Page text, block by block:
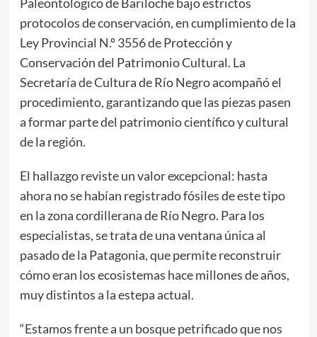
protocolos de conservación, en cumplimiento de la
Ley Provincial N.º 3556 de Protección y
Conservación del Patrimonio Cultural. La
Secretaría de Cultura de Río Negro acompañó el
procedimiento, garantizando que las piezas pasen
a formar parte del patrimonio científico y cultural
de la región.
El hallazgo reviste un valor excepcional: hasta
ahora no se habían registrado fósiles de este tipo
en la zona cordillerana de Río Negro. Para los
especialistas, se trata de una ventana única al
pasado de la Patagonia, que permite reconstruir
cómo eran los ecosistemas hace millones de años,
muy distintos a la estepa actual.
“Estamos frente a un bosque petrificado que nos